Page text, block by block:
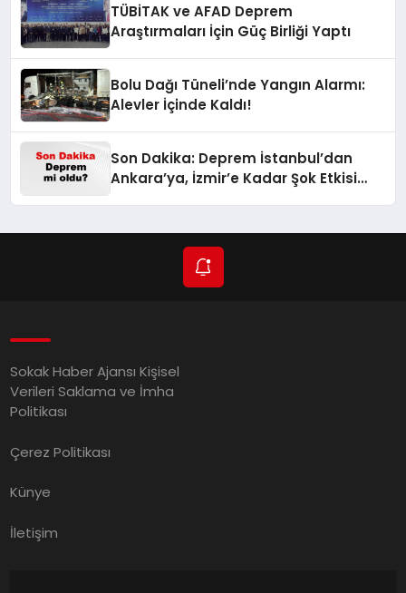
TÜBİTAK ve AFAD Deprem
Araştırmaları İçin Güç Birliği Yaptı
Bolu Dağı Tüneli’nde Yangın Alarmı:
Alevler İçinde Kaldı!
Son Dakika: Deprem İstanbul’dan
Ankara’ya, İzmir’e Kadar Şok Etkisi
Sokak Haber Ajansı Kişisel
Verileri Saklama ve İmha
Politikası
Çerez Politikası
Künye
İletişim